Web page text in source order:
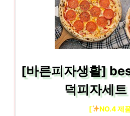
[바른피자생활]
덕피자세트
[ NO.4 제